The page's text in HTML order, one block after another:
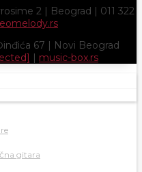
2 | Beograd | 011 322
67 | Novi Beograd
| music-box.rs
gitara